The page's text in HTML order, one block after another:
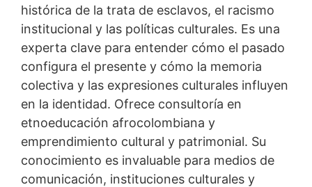
histórica de la trata de esclavos, el racismo
institucional y las políticas culturales. Es una
experta clave para entender cómo el pasado
configura el presente y cómo la memoria
colectiva y las expresiones culturales influyen
en la identidad. Ofrece consultoría en
etnoeducación afrocolombiana y
emprendimiento cultural y patrimonial. Su
conocimiento es invaluable para medios de
comunicación, instituciones culturales y